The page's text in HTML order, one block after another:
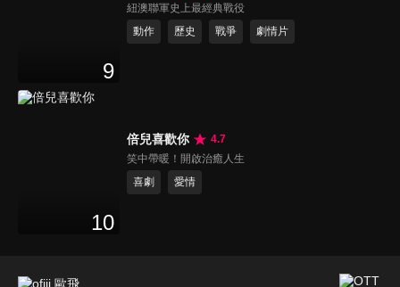
9
紐澳聯軍史上最經典戰役
動作
歷史 戰爭 劇情片
10
倍兒喜歡你
4.7
笑中帶暖！開啟治癒人生
喜劇
愛情